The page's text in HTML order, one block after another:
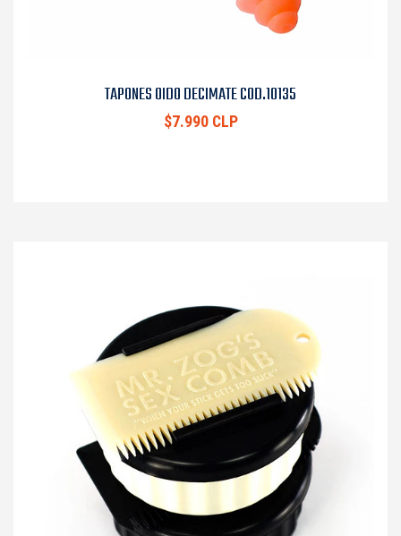
TAPONES OIDO DECIMATE COD.10135
$7.990 CLP